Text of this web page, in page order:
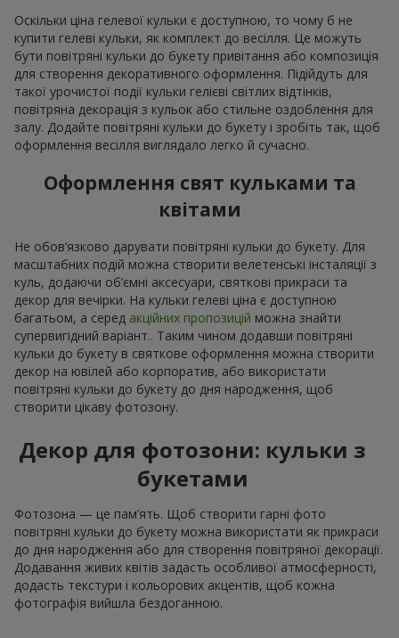
Оскільки ціна гелевої кульки є доступною, то чому б не
купити гелеві кульки, як комплект до весілля. Це можуть
бути повітряні кульки до букету привітання або композиція
для створення декоративного оформлення. Підійдуть для
такої урочистої події кульки гелієві світлих відтінків,
повітряна декорація з кульок або стильне оздоблення для
залу. Додайте повітряні кульки до букету і зробіть так, щоб
оформлення весілля виглядало легко й сучасно.
Оформлення свят кульками та
квітами
Не обов’язково дарувати повітряні кульки до букету. Для
масштабних подій можна створити велетенські інсталяції з
куль, додаючи об’ємні аксесуари, святкові прикраси та
декор для вечірки. На кульки гелеві ціна є доступною
багатьом, а серед акційних пропозицій можна знайти
супервигідний варіант.. Таким чином додавши повітряні
кульки до букету в святкове оформлення можна створити
декор на ювілей або корпоратив, або використати
повітряні кульки до букету до дня народження, щоб
створити цікаву фотозону.
Декор для фотозони: кульки з
букетами
Фотозона — це пам’ять. Щоб створити гарні фото
повітряні кульки до букету можна використати як прикраси
до дня народження або для створення повітряної декорації.
Додавання живих квітів задасть особливої атмосферності,
додасть текстури і кольорових акцентів, щоб кожна
фотографія вийшла бездоганною.